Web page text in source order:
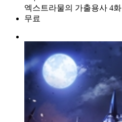
엑스트라물의 가출용사 4화
무료